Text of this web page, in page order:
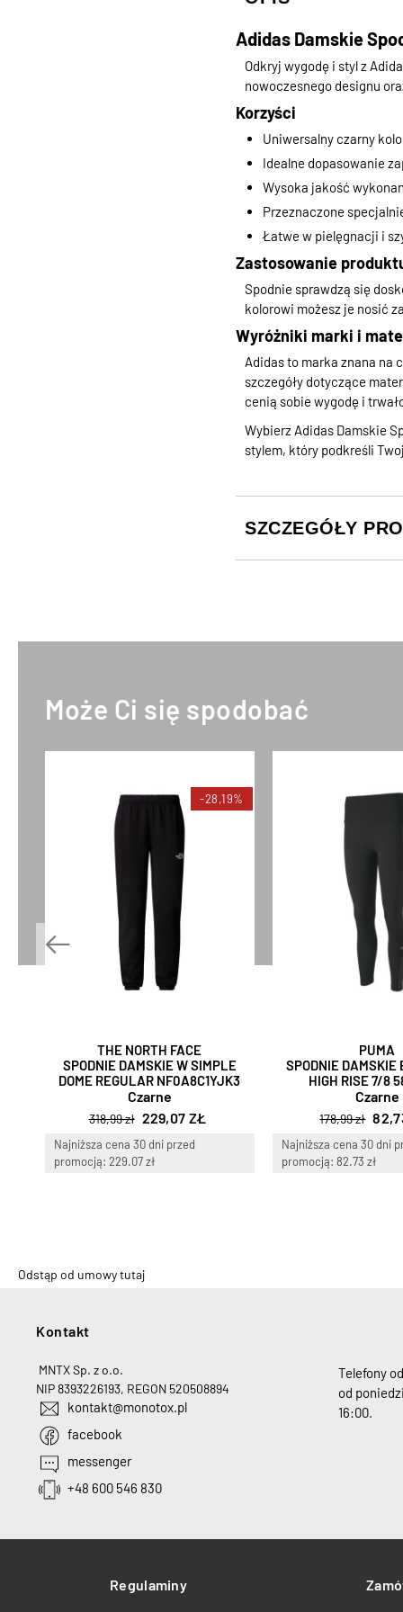
Adidas Damskie
Odkryj wygodę i styl z
nowoczesnego designu
Korzyści
Uniwersalny czarny
Idealne dopasowanie
Wysoka jakość
Przeznaczone
Łatwe w pielęgnacji i
Zastosowanie
Spodnie sprawdzą się
kolorowi możesz je nosić
Wyróżniki marki i
Adidas to marka znana na
szczegóły dotyczące
cenią sobie wygodę i
Wybierz Adidas Damskie
stylem, który podkreśli
SZCZEGÓŁY
Może Ci się spodobać
-28,19%
THE NORTH FACE
SPODNIE DAMSKIE W SIMPLE
DOME REGULAR NF0A8C1YJK3
Czarne
318,99 zł 229,07 ZŁ
Najniższa cena 30 dni przed
promocją: 229.07 zł
PUMA
SPODNIE DAMSKIE
HIGH RISE 7/8
Czarne
178,99 zł
Najniższa cena 30 dni
promocją: 82.73 zł
Odstąp od umowy tutaj
Kontakt
MNTX Sp. z o.o.
NIP 8393226193, REGON 520508894
kontakt@monotox.pl
facebook
messenger
+48 600 546 830
Telefony
od
16:00.
Regulaminy